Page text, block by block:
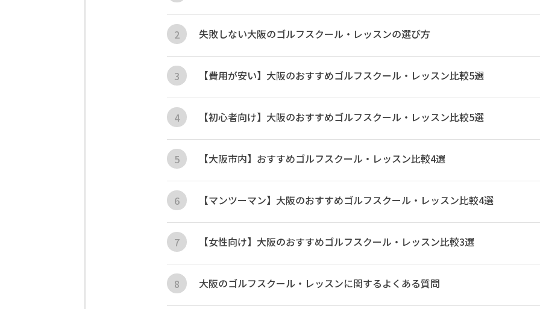
失敗しない大阪のゴルフスクール・レッスンの選び方
【費用が安い】大阪のおすすめゴルフスクール・レッスン比較5選
【初心者向け】大阪のおすすめゴルフスクール・レッスン比較5選
【大阪市内】おすすめゴルフスクール・レッスン比較4選
【マンツーマン】大阪のおすすめゴルフスクール・レッスン比較4選
【女性向け】大阪のおすすめゴルフスクール・レッスン比較3選
大阪のゴルフスクール・レッスンに関するよくある質問